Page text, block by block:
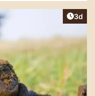
3d